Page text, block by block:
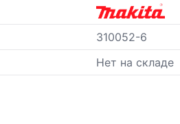
310052-6
Нет на складе